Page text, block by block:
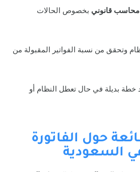
قانوني بخصوص الحالات
وتحقق من نسبة الفواتير المقبولة من
خطة بديلة في حال تعطل النظام أو
حول الفاتورة
في السعودية